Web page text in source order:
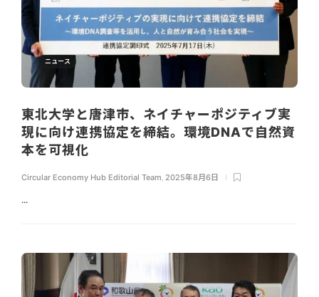
ニュース
東北大学と唐津市、ネイチャーポジティブ実
現に向け連携協定を締結。環境DNAで自然資
本を可視化
Circular Economy Hub Editorial Team 2025年8月6日
...